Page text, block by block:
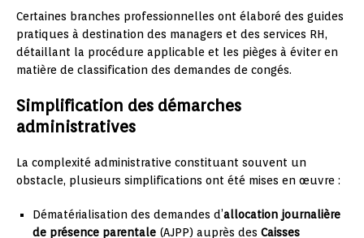
Certaines branches professionnelles ont élaboré des guides
pratiques à destination des managers et des services RH,
détaillant la procédure applicable et les pièges à éviter en
matière de classification des demandes de congés.
Simplification des démarches
administratives
La complexité administrative constituant souvent un
obstacle, plusieurs simplifications ont été mises en œuvre :
Dématérialisation des demandes d’allocation journalière
de présence parentale (AJPP) auprès des Caisses